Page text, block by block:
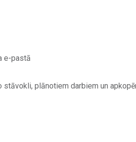
e-pastā
plānotiem darbiem un